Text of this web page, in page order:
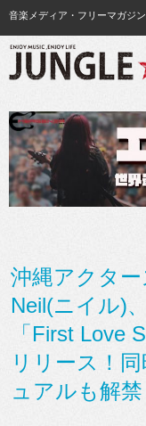
音楽メディア・フリーマガジン
沖縄アクター
Neil(ニイル)
「First Love
リリース！
ュアルも解禁